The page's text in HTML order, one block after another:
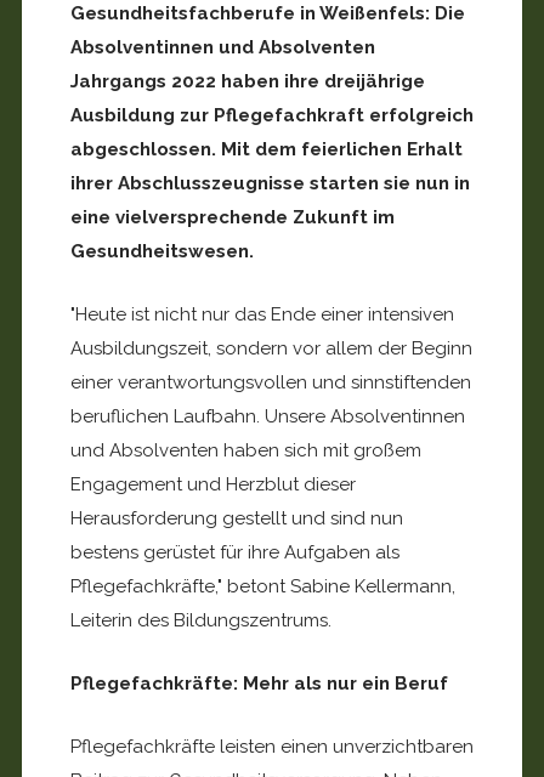
Gesundheitsfachberufe in Weißenfels: Die
Absolventinnen und Absolventen
Jahrgangs 2022 haben ihre dreijährige
Ausbildung zur Pflegefachkraft erfolgreich
abgeschlossen. Mit dem feierlichen Erhalt
ihrer Abschlusszeugnisse starten sie nun in
eine vielversprechende Zukunft im
Gesundheitswesen.
"Heute ist nicht nur das Ende einer intensiven
Ausbildungszeit, sondern vor allem der Beginn
einer verantwortungsvollen und sinnstiftenden
beruflichen Laufbahn. Unsere Absolventinnen
und Absolventen haben sich mit großem
Engagement und Herzblut dieser
Herausforderung gestellt und sind nun
bestens gerüstet für ihre Aufgaben als
Pflegefachkräfte," betont Sabine Kellermann,
Leiterin des Bildungszentrums.
Pflegefachkräfte: Mehr als nur ein Beruf
Pflegefachkräfte leisten einen unverzichtbaren